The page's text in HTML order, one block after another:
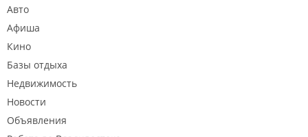
Авто
Афиша
Кино
Базы отдыха
Недвижимость
Новости
Объявления